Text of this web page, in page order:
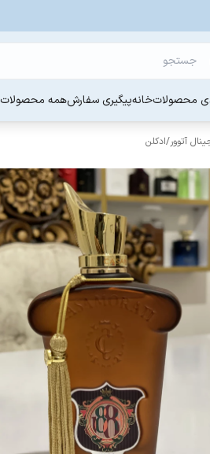
محصولاتخانهپیگیری سفارشهمه محصولات
آتوور/ادکلن